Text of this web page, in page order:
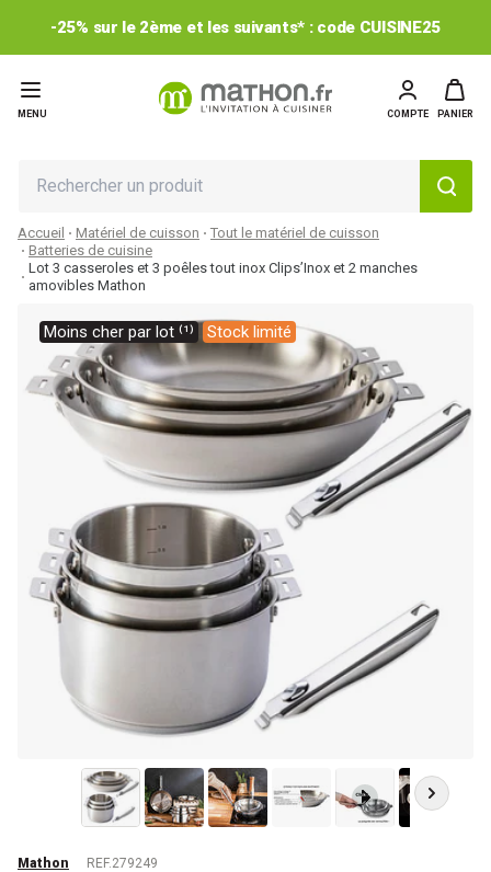
-25% sur le 2ème et les suivants* : code CUISINE25
MENU COMPTE PANIER
Accueil Matériel de cuisson
Tout le matériel de cuisson
Batteries de cuisine
Lot 3 casseroles et 3 poêles tout inox Clips’Inox et 2 manches
amovibles Mathon
Moins cher par lot ⁽¹⁾ Stock limité
Mathon REF.279249